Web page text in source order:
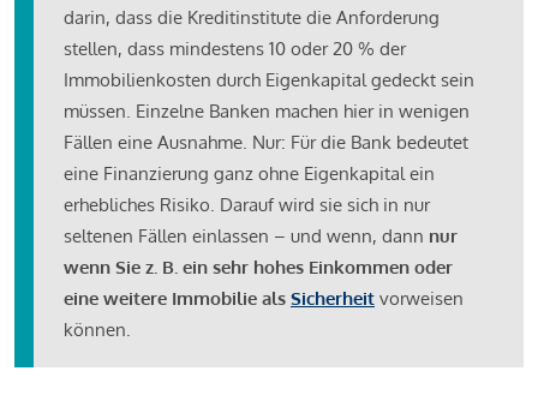
darin, dass die Kreditinstitute die Anforderung
stellen, dass mindestens 10 oder 20 % der
Immobilienkosten durch Eigenkapital gedeckt sein
müssen. Einzelne Banken machen hier in wenigen
Fällen eine Ausnahme. Nur: Für die Bank bedeutet
eine Finanzierung ganz ohne Eigenkapital ein
erhebliches Risiko. Darauf wird sie sich in nur
seltenen Fällen einlassen – und wenn, dann nur
wenn Sie z. B. ein sehr hohes Einkommen oder
eine weitere Immobilie als Sicherheit vorweisen
können.